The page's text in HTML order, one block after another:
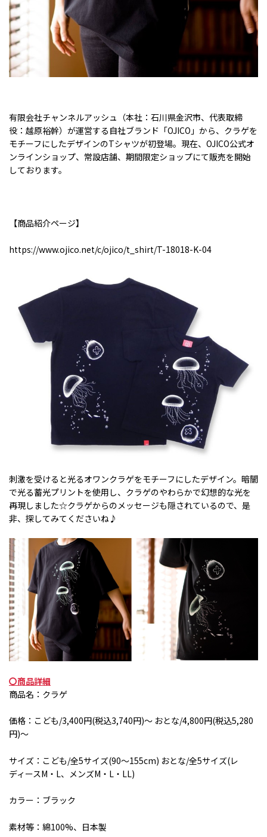
有限会社チャンネルアッシュ（本社：石川県金沢市、代表取締
役：越原裕幹）が運営する自社ブランド「OJICO 」から、クラゲを
モチーフにしたデザインのTシャツが初登場。現在、 OJICO公式オ
ンラインショップ、常設店舗、期間限定ショップにて販売を開始
しております。
【商品紹介ページ】
https://www.ojico.net/c/ojico/t_shirt/T-18018-K-04
刺激を受けると光るオワンクラゲをモチーフにしたデザイン。暗闇
で光る蓄光プリントを使用し、クラゲのやわらかで幻想的な光を
再現しました☆クラゲからのメッセージも隠されているので、是
非、探してみてくださいね♪
〇商品詳細
商品名：クラゲ
価格：こども/3,400円(税込3,740円)～ おとな/4,800円(税込5,280
円)～
サイズ：こども/全5サイズ(90～155cm) おとな/全5サイズ(レ
ディースM ・ L、メンズM ・ L ・ LL)
カラー：ブラック
素材等：綿100%、日本製